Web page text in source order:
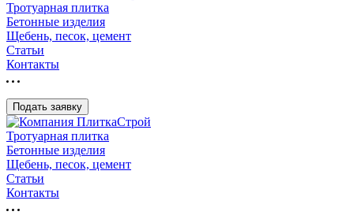
Тротуарная плитка
Бетонные изделия
Щебень, песок, цемент
Статьи
Контакты
Подать заявку
Тротуарная плитка
Бетонные изделия
Щебень, песок, цемент
Статьи
Контакты